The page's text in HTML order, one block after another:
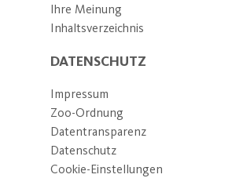
Ihre Meinung
Inhaltsverzeichnis
DATENSCHUTZ
Impressum
Zoo-Ordnung
Datentransparenz
Datenschutz
Cookie-Einstellungen